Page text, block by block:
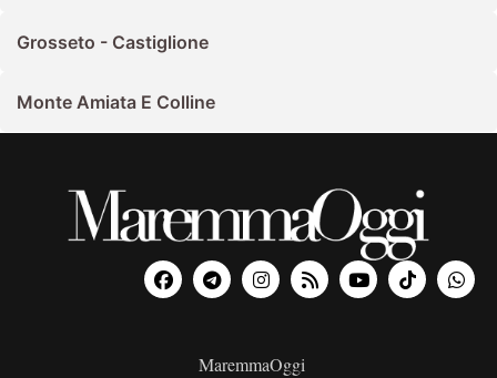
Grosseto - Castiglione
Monte Amiata E Colline
MaremmaOggi